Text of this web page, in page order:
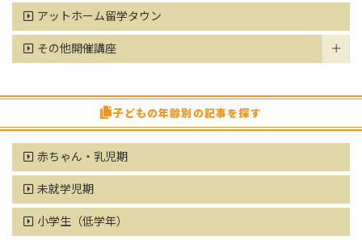
アットホーム留学タウン
その他開催講座
子どもの年齢別の記事を探す
赤ちゃん・乳児期
未就学児期
小学生（低学年）